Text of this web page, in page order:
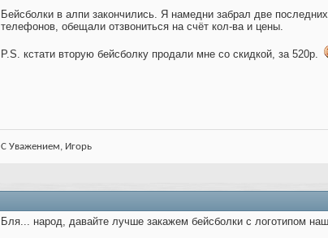
Бейсболки в алпи закончились. Я намедни забрал две
телефонов, обещали отзвониться на счёт кол-ва и цены.
P.S. кстати вторую бейсболку продали мне со скидкой, за 520р.
С Уважением, Игорь
Бля... народ, давайте лучше закажем бейсболки с логотипом